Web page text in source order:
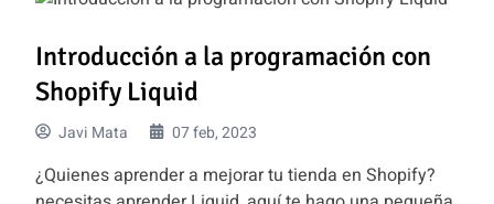
Introducción a la programación con
Shopify Liquid
Javi Mata 07 feb, 2023
¿Quienes aprender a mejorar tu tienda en Shopify?